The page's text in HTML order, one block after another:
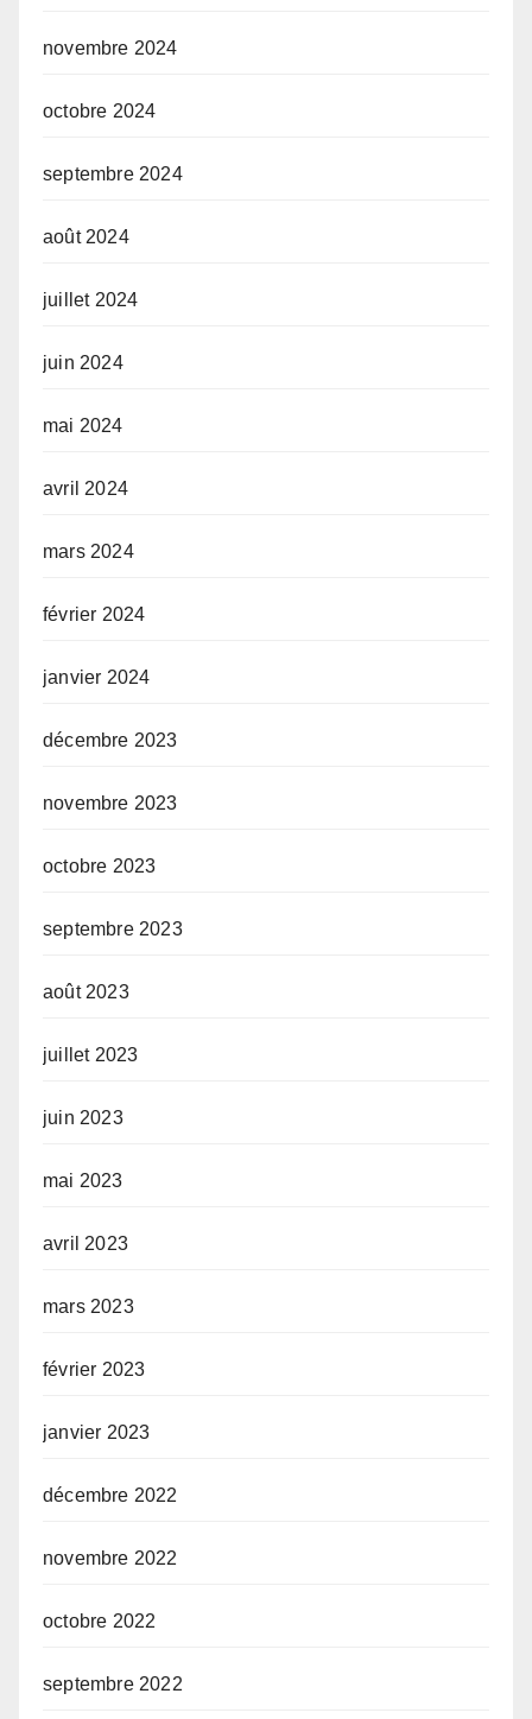
novembre 2024
octobre 2024
septembre 2024
août 2024
juillet 2024
juin 2024
mai 2024
avril 2024
mars 2024
février 2024
janvier 2024
décembre 2023
novembre 2023
octobre 2023
septembre 2023
août 2023
juillet 2023
juin 2023
mai 2023
avril 2023
mars 2023
février 2023
janvier 2023
décembre 2022
novembre 2022
octobre 2022
septembre 2022